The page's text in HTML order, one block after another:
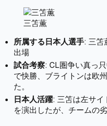
三笘薫
所属する日本人選手: 三笘
出場
試合考察: CL圏争い真っ
で快勝、ブライトンは欧
た。
日本人活躍: 三笘は左サ
を演出したが、チームの